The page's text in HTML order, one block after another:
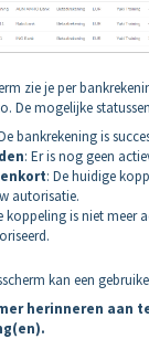
zie je per
De mogelijke
bankrekening is
: Er is nog geen
: De huidige
autorisatie.
koppeling is niet meer
kan een
herinneren aan